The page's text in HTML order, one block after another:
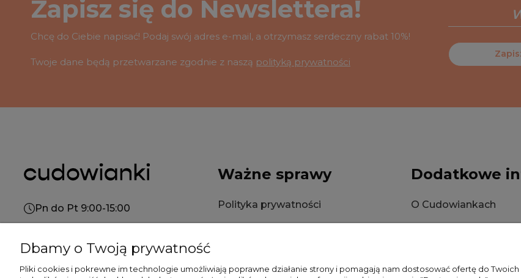
Zapisz się do Newslettera!
Chcę do Ciebie napisać! Podaj swój adres e-mail, a otrzymasz serdeczny rabat 10%!
Twoje dane będą przetwarzane zgodnie z naszą polityką prywatności
Pn do Pt 9:00-15:00
kontakt@cudowianki.pl
Ważne sprawy
Polityka prywatności
Regulamin
Dodatkowe
O Cudowiankach
Zwroty i reklamacje
Dbamy o Twoją prywatność
Pliki cookies i pokrewne im technologie umożliwiają poprawne działanie strony i pomagają nam dostosować ofertę do